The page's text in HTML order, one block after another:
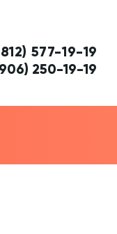
577-19-19
250-19-19